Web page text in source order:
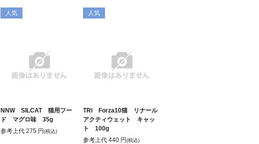
人気
NNW SILCAT 猫用フー
ド マグロ味 35g
参考上代 275 円(税込)
人気
TRI Forza10猫 リナール
アクティウェット キャッ
ト 100g
参考上代 440 円(税込)